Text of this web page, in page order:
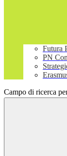
Futura
PN
Campo di ricerca